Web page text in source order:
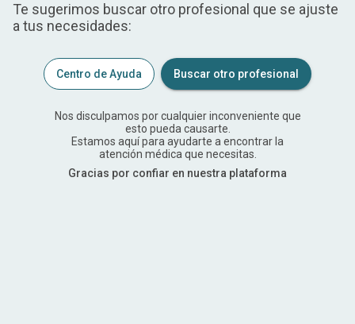
Te sugerimos buscar otro profesional que se ajuste
a tus necesidades:
Centro de Ayuda Buscar otro profesional
Nos disculpamos por cualquier inconveniente que
esto pueda causarte.
Estamos aquí para ayudarte a encontrar la
atención médica que necesitas.
Gracias por confiar en nuestra plataforma